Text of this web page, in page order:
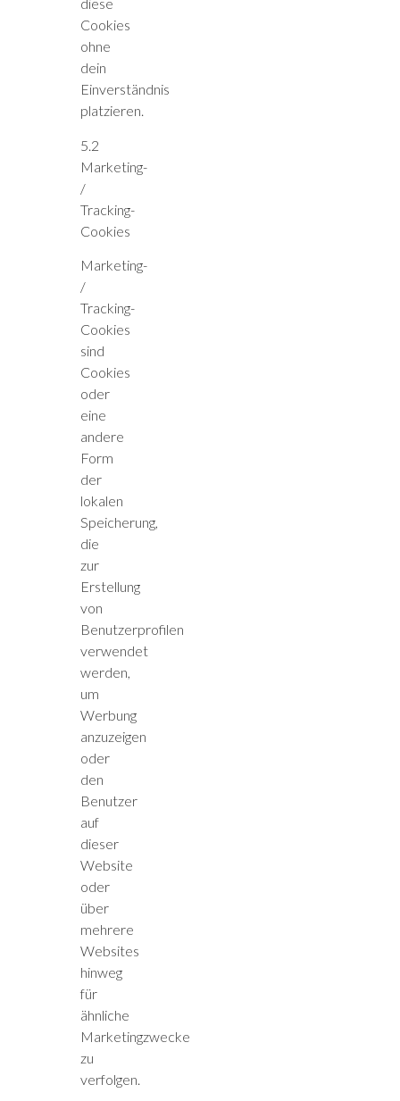
diese
Cookies
ohne
dein
Einverständnis
platzieren.
5.2
Marketing-
/
Tracking-
Cookies
Marketing-
/
Tracking-
Cookies
sind
Cookies
oder
eine
andere
Form
der
lokalen
Speicherung,
die
zur
Erstellung
von
Benutzerprofilen
verwendet
werden,
um
Werbung
anzuzeigen
oder
den
Benutzer
auf
dieser
Website
oder
über
mehrere
Websites
hinweg
für
ähnliche
Marketingzwecke
zu
verfolgen.